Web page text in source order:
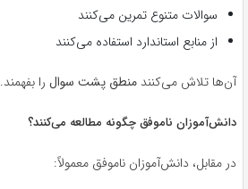
سوالات متنوع تمرین می‌کنند
از منابع استاندارد استفاده می‌کنند
آن‌ها تلاش می‌کنند منطق پشت سوال را بفهمند.
دانش‌آموزان ناموفق چگونه مطالعه می‌کنند؟
در مقابل، دانش‌آموزان ناموفق معمولاً: